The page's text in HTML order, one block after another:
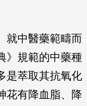
就中醫藥範疇而
》規範的中藥種
是萃取其抗氧化
花有降血脂、降